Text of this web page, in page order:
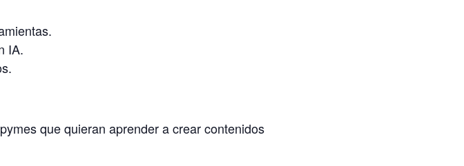
IA.
que quieran aprender a crear contenidos